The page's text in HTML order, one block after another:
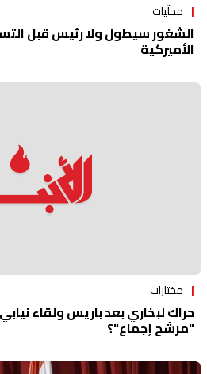
محلّيات
الشغور سيطول ولا رئيس قبل
الأميركية
مختارات
حراك لبخاري بعد باريس ولقاء
"مرشح إجماع"؟